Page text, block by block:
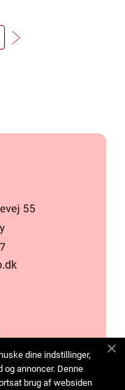
dine indstillinger,
annoncer. Denne
brug af websiden